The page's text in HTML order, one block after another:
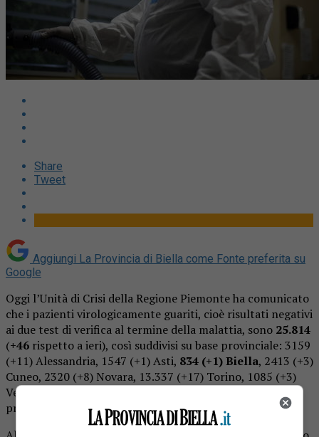
Share
Tweet
Aggiungi La Provincia di Biella come Fonte preferita su
Google
Oggi l’Unità di Crisi della Regione Piemonte ha comunicato
che i pazienti virologicamente guariti, cioè risultati negativi
ai due test di verifica al termine della malattia, sono 25.814
(+46 rispetto a ieri), così suddivisi su base provinciale: 3159
(+11) Alessandria, 1547 (+1) Asti, 834 (+1) Biella, 2413 (+3)
Cuneo, 2320 (+8) Novara, 13.337 (+17) Torino, 1085 (+3)
Vercelli, 954 (+2) Verbano-Cusio-Ossola, oltre a 165 (+0)
provenienti da altre regioni.